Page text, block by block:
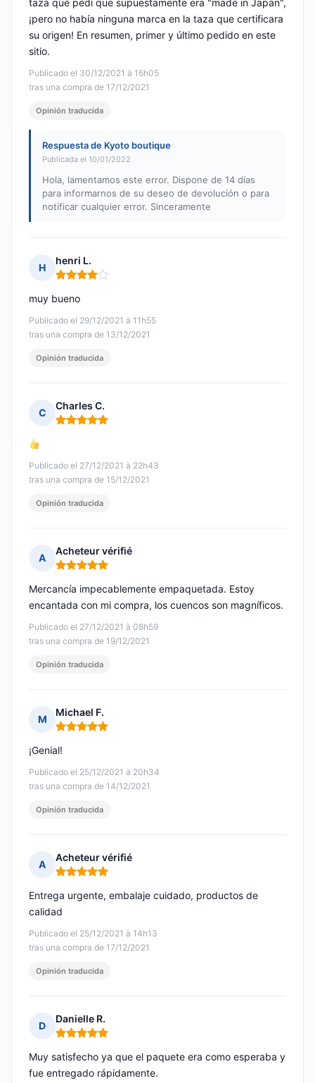
Publicado el 30/12/2021 à 16h05
tras una compra de 17/12/2021
taza que pedí que supuestamente era "made in Japan",
¡pero no había ninguna marca en la taza que certificara
su origen! En resumen, primer y último pedido en este
sitio.
Opinión traducida
Respuesta de Kyoto boutique
Publicada el 10/01/2022
Hola, lamentamos este error. Dispone de 14 días
para informarnos de su deseo de devolución o para
notificar cualquier error. Sinceramente
H
henri L.
Nota: 4 de 5
Publicado el 29/12/2021 à 11h55
tras una compra de 13/12/2021
muy bueno
Opinión traducida
C
Charles C.
Nota: 5 de 5
Publicado el 27/12/2021 à 22h43
tras una compra de 15/12/2021
Opinión traducida
A
Acheteur vérifié
Nota: 5 de 5
Publicado el 27/12/2021 à 08h59
tras una compra de 19/12/2021
Mercancía impecablemente empaquetada. Estoy
encantada con mi compra, los cuencos son magníficos.
Opinión traducida
M
Michael F.
Nota: 5 de 5
Publicado el 25/12/2021 à 20h34
tras una compra de 14/12/2021
¡Genial!
Opinión traducida
A
Acheteur vérifié
Nota: 5 de 5
Publicado el 25/12/2021 à 14h13
tras una compra de 17/12/2021
Entrega urgente, embalaje cuidado, productos de
calidad
Opinión traducida
D
Danielle R.
Nota: 5 de 5
Muy satisfecho ya que el paquete era como esperaba y
fue entregado rápidamente.